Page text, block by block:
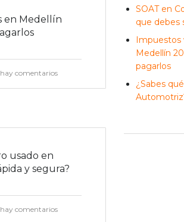
en Medellín
comentarios
usado en
y segura?
comentarios
SOAT en
que debes
Impuestos
Medellín
pagarlos
¿Sabes